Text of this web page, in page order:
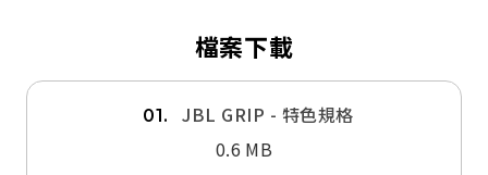
檔案下載
01.
JBL GRIP - 特色規格
0.6 MB